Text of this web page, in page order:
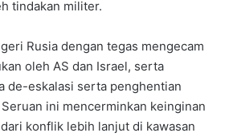
tindakan militer.
Rusia dengan tegas mengecam
oleh AS dan Israel, serta
de-eskalasi serta penghentian
ini mencerminkan keinginan
konflik lebih lanjut di kawasan